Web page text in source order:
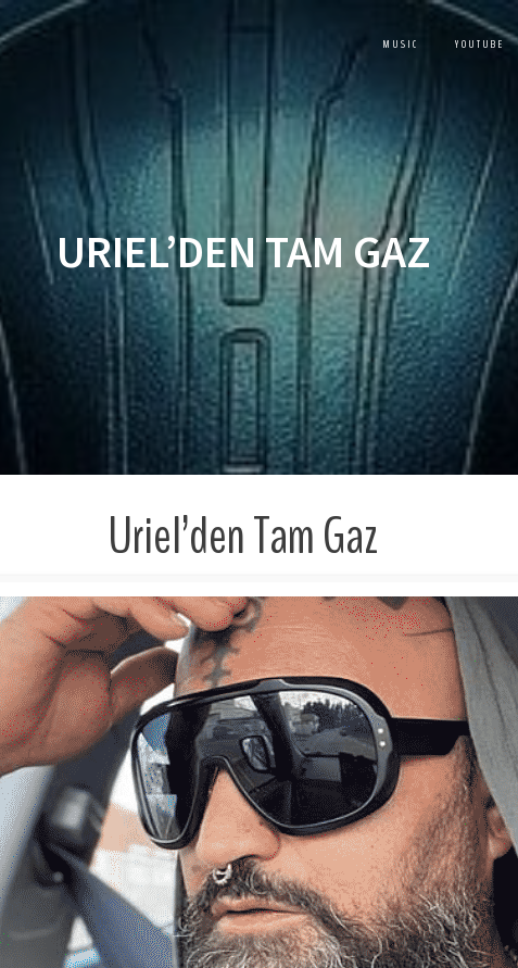
MUSIC YOUTUBE
URIEL’DEN TAM GAZ
Uriel’den Tam Gaz